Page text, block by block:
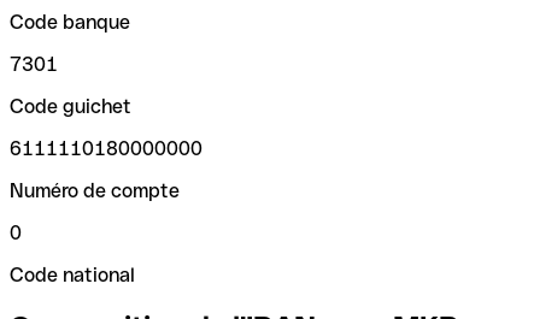
Code banque
7301
Code guichet
6111110180000000
Numéro de compte
0
Code national